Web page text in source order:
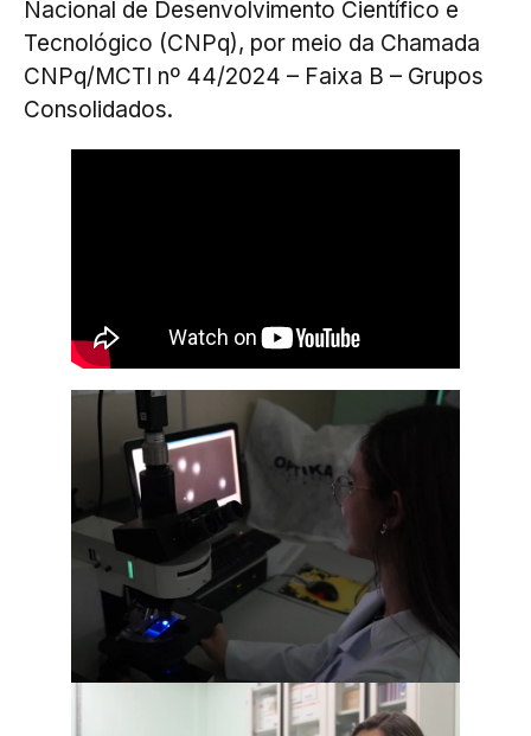
Nacional de Desenvolvimento Científico e
Tecnológico (CNPq), por meio da Chamada
CNPq/MCTI nº 44/2024 – Faixa B – Grupos
Consolidados.